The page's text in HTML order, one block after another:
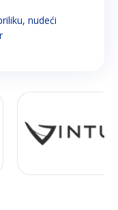
nudeći